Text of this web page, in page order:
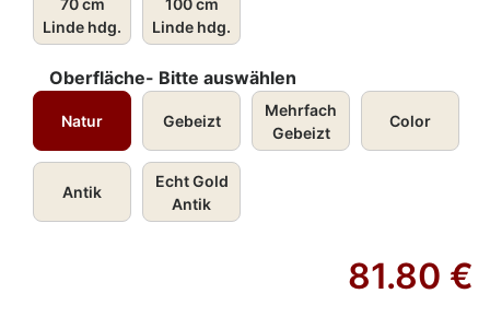
Linde hdg.
Linde hdg.
Oberfläche- Bitte auswählen
Natur Gebeizt
Mehrfach
Gebeizt
Color
Antik
Echt Gold
Antik
81.80 €